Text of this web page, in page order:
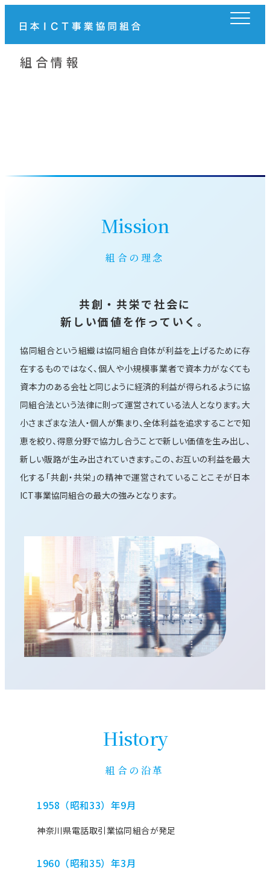
ン
組合情報
Mission
組合の理念
共創・共栄で社会に
新しい価値を作っていく。
協同組合という組織は協同組合自体が利益を上げるために存
在するものではなく、個人や小規模事業者で資本力がなくても
資本力のある会社と同じように経済的利益が得られるように協
同組合法という法律に則って運営されている法人となります。大
小さまざまな法人・個人が集まり、全体利益を追求することで知
恵を絞り、得意分野で協力し合うことで新しい価値を生み出し、
新しい販路が生み出されていきます。この、お互いの利益を最大
化する「共創・共栄」の精神で運営されていることこそが日本
ICT事業協同組合の最大の強みとなります。
History
組合の沿革
1958（昭和33）年9月
神奈川県電話取引業協同組合が発足
1960（昭和35）年3月